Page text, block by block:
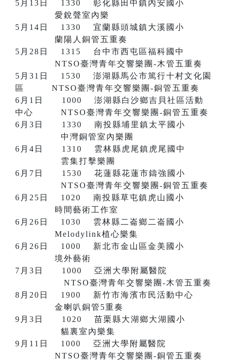
5月13日 1330 彰化縣田中鎮內安國小
愛銳聲室內樂
5月14日 1330 宜蘭縣頭城鎮大溪國小
蘭陽人銅管五重奏
5月28日 1315 台中市西屯區福科國中
NTSO臺灣青年交響樂團-木管五重奏
5月31日 1530 澎湖縣馬公市篤行十村文化園
區 NTSO臺灣青年交響樂團-銅管五重奏
6月1日 1000 澎湖縣白沙鄉吉貝社區活動
中心 NTSO臺灣青年交響樂團-銅管五重奏
6月3日 1330 南投縣埔里鎮太平國小
中灣銅管室內樂團
6月4日 1310 雲林縣虎尾鎮虎尾國中
雲集打擊樂團
6月7日 1530 花蓮縣花蓮市鑄強國小
NTSO臺灣青年交響樂團-銅管五重奏
6月25日 1020 南投縣草屯鎮虎山國小
時間藝術工作室
6月26日 1030 雲林縣二崙鄉二崙國小
Melodylink植心樂集
6月26日 1000 新北市金山區金美國小
境外藝術
7月3日 1000 亞洲大學附屬醫院
NTSO臺灣青年交響樂團-木管五重奏
8月20日 1900 新竹市海濱市民活動中心
金喇叭銅管5重奏
9月3日 1020 苗栗縣大湖鄉大湖國小
貓裏室內樂集
9月11日 1000 亞洲大學附屬醫院
NTSO臺灣青年交響樂團-銅管五重奏